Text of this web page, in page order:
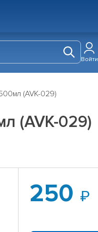
Войти
(AVK-029)
(AVK-029)
250